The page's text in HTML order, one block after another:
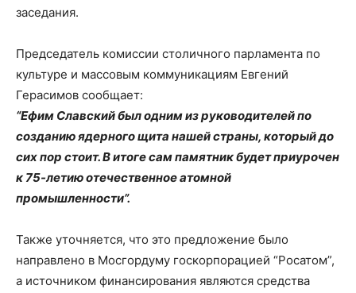
заседания.
Председатель комиссии столичного парламента по
культуре и массовым коммуникациям Евгений
Герасимов сообщает:
“Ефим Славский был одним из руководителей по
созданию ядерного щита нашей страны, который до
сих пор стоит. В итоге сам памятник будет приурочен
к 75-летию отечественное атомной
промышленности”.
Также уточняется, что это предложение было
направлено в Мосгордуму госкорпорацией “Росатом”,
а источником финансирования являются средства